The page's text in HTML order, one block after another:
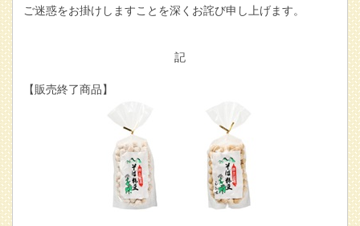
ご迷惑をお掛けしますことを深くお詫び申し上げます。
記
【販売終了商品】